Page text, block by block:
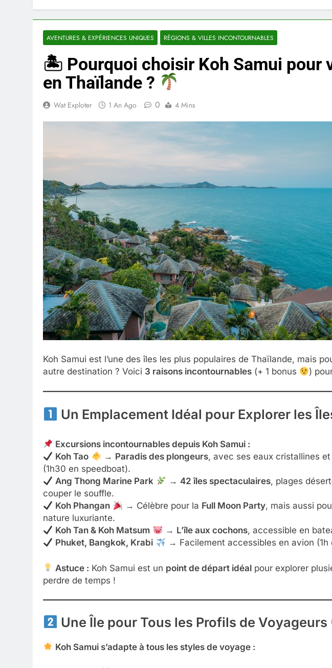
AVENTURES & EXPÉRIENCES UNIQUES RÉGIONS & VILLES INCONTOURNABLES
🏝 Pourquoi choisir Koh Samui pour
en Thaïlande ?
Wat Exploter 1 An Ago 0 4 Mins
Koh Samui est l’une des îles les plus populaires de Thaïlande, mais
autre destination ? Voici 3 raisons incontournables (+ 1 bonus )
Un Emplacement Idéal pour Explorer les
Excursions incontournables depuis Koh Samui :
Koh Tao
→ Paradis des plongeurs, avec ses eaux cristallines
(1h30 en speedboat).
Ang Thong Marine Park
→ 42 îles spectaculaires, plages
couper le souffle.
Koh Phangan
→ Célèbre pour la Full Moon Party, mais aussi
nature luxuriante.
Koh Tan & Koh Matsum
→ L’île aux cochons, accessible en
Phuket, Bangkok, Krabi
→ Facilement accessibles en avion (1h
Astuce : Koh Samui est un point de départ idéal pour explorer
perdre de temps !
Une Île pour Tous les Profils de Voyageurs
Koh Samui s’adapte à tous les styles de voyage :